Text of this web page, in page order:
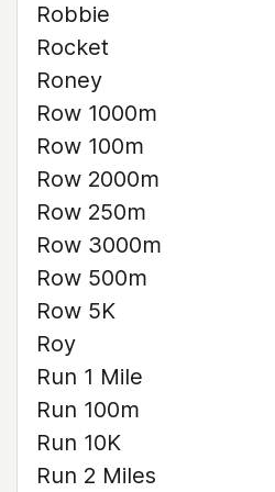
Robbie
Rocket
Roney
Row 1000m
Row 100m
Row 2000m
Row 250m
Row 3000m
Row 500m
Row 5K
Roy
Run 1 Mile
Run 100m
Run 10K
Run 2 Miles